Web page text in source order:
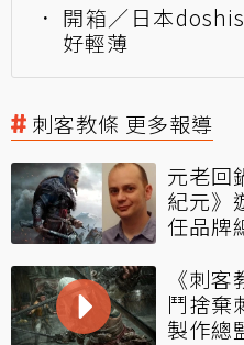
開箱／日本
好輕薄
刺客教條 更多報導
元老回
紀元》
任品牌
《刺
鬥捨棄
製作總